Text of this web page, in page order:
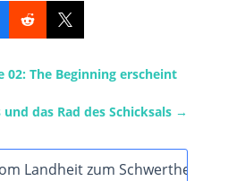
The Beginning erscheint
das Rad des Schicksals →
Landheit zum